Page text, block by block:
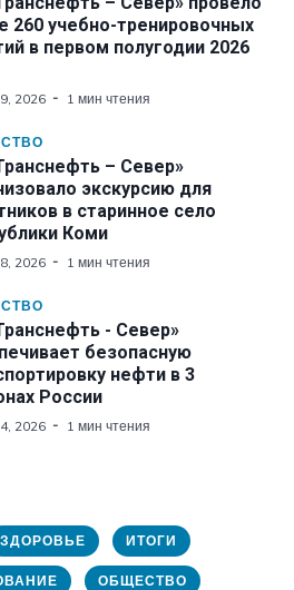
260 учебно-тренировочных
в первом полугодии 2026
2026 1 мин чтения
– Север»
экскурсию для
в старинное село
Коми
2026 1 мин чтения
- Север»
безопасную
нефти в 3
России
2026 1 мин чтения
ЗДОРОВЬЕ ИТОГИ
ОБЩЕСТВО